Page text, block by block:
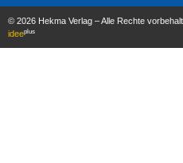
© 2026 Hekma Verlag – Alle Rechte
ideeplus